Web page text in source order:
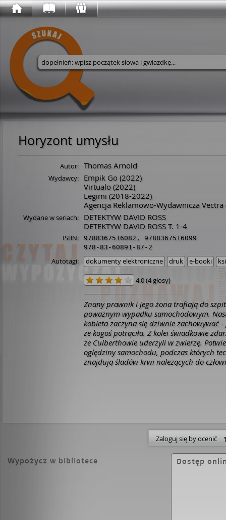
Wyszukaj w serwisie
Horyzont umysłu
Autor: Thomas Arnold
Wydawcy: Empik Go (2022)
Virtualo (2022)
Legimi (2018-2022)
Agencja Reklamowo-Wydawnicza Vectra
Wydane w seriach:
DETEKTYW DAVID ROSS
DETEKTYW DAVID ROSS T. 1-4
ISBN: 9788367516082 , 9788367516099
978-83-60891-87-2
Autotagi: dokumenty elektroniczne druk e-booki
4.0(4 głosy)
Znany prawnik i jego żona trafiają do
poważnym wypadku samochodowym.
kobieta zaczyna się dziwnie zachowywać
że kogoś potrąciła. Z kolei świadkowie
że Culberthowie uderzyli w zwierzę.
oględziny samochodu, podczas których
znajdują śladów krwi należących do
samym rejonie, w którym doszło do
chłopak natrafia na zwłoki młodej
rzuca na śledztwo zupełnie nowe światło.
Zaloguj się by ocenić
Wypożycz w bibliotece Dostęp